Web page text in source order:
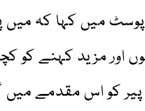
پوسٹ میں کہا کہ
اور مزید کہنے کو
کو اس مقدمے میں